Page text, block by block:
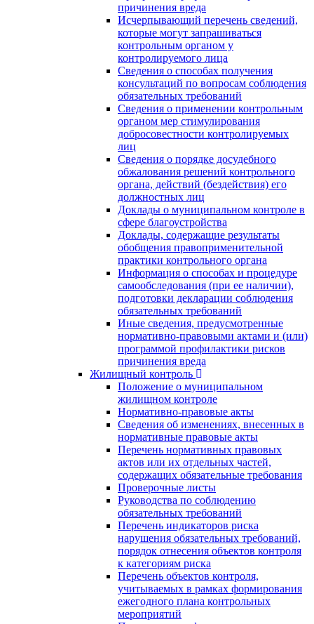
причинения вреда
Исчерпывающий перечень сведений,
которые могут запрашиваться
контрольным органом у
контролируемого лица
Сведения о способах получения
консультаций по вопросам соблюдения
обязательных требований
Сведения о применении контрольным
органом мер стимулирования
добросовестности контролируемых
лиц
Сведения о порядке досудебного
обжалования решений контрольного
органа, действий (бездействия) его
должностных лиц
Доклады о муниципальном контроле в
сфере благоустройства
Доклады, содержащие результаты
обобщения правоприменительной
практики контрольного органа
Информация о способах и процедуре
самообследования (при ее наличии),
подготовки декларации соблюдения
обязательных требований
Иные сведения, предусмотренные
нормативно-правовыми актами и (или)
программой профилактики рисков
причинения вреда
Жилищный контроль
Положение о муниципальном
жилищном контроле
Нормативно-правовые акты
Сведения об изменениях, внесенных в
нормативные правовые акты
Перечень нормативных правовых
актов или их отдельных частей,
содержащих обязательные требования
Проверочные листы
Руководства по соблюдению
обязательных требований
Перечень индикаторов риска
нарушения обязательных требований,
порядок отнесения объектов контроля
к категориям риска
Перечень объектов контроля,
учитываемых в рамках формирования
ежегодного плана контрольных
мероприятий